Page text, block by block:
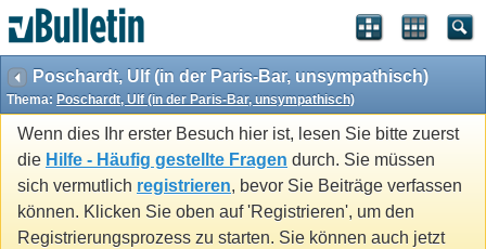
Poschardt, Ulf (in der Paris-Bar, unsympathisch)
Thema: Poschardt, Ulf (in der Paris-Bar, unsympathisch)
Wenn dies Ihr erster Besuch hier ist, lesen Sie bitte zuerst
die Hilfe - Häufig gestellte Fragen durch. Sie müssen
sich vermutlich registrieren, bevor Sie Beiträge verfassen
können. Klicken Sie oben auf 'Registrieren', um den
Registrierungsprozess zu starten. Sie können auch jetzt